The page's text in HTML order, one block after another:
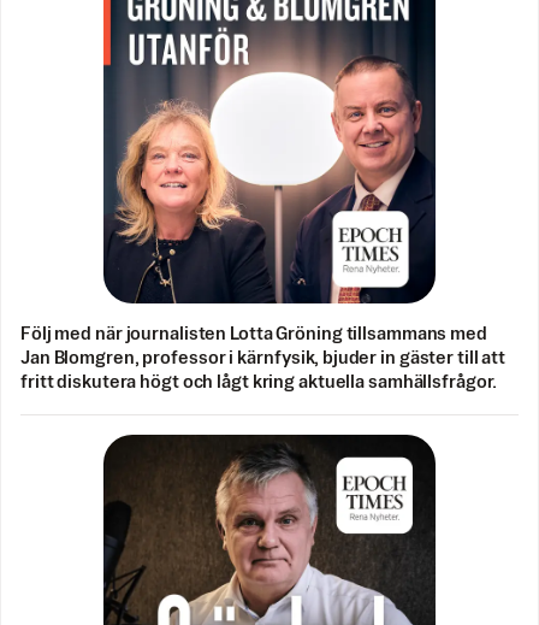
Följ med när journalisten Lotta Gröning tillsammans med
Jan Blomgren, professor i kärnfysik, bjuder in gäster till att
fritt diskutera högt och lågt kring aktuella samhällsfrågor.